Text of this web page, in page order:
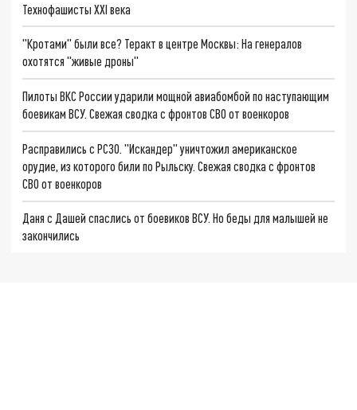
Технофашисты XXI века
"Кротами" были все? Теракт в центре Москвы: На генералов
охотятся "живые дроны"
Пилоты ВКС России ударили мощной авиабомбой по наступающим
боевикам ВСУ. Свежая сводка с фронтов СВО от военкоров
Расправились с РСЗО. "Искандер" уничтожил американское
орудие, из которого били по Рыльску. Свежая сводка с фронтов
СВО от военкоров
Даня с Дашей спаслись от боевиков ВСУ. Но беды для малышей не
закончились